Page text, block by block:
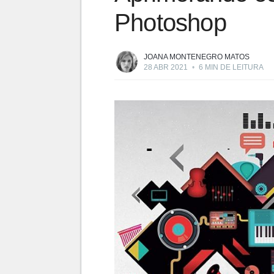
Photoshop
JOANA MONTENEGRO MATOS
28 ABR 2021 • 6 MIN DE LEITURA